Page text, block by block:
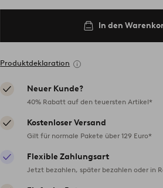
In den
Produktdeklaration
Neuer Kunde?
40% Rabatt auf den teuersten Artikel*
Kostenloser Versand
Gilt für normale Pakete über 129 Euro*
Flexible Zahlungsart
Jetzt bezahlen, später bezahlen oder in